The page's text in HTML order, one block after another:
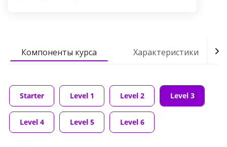
Компоненты курса Характеристики
Starter Level 1 Level 2 Level 3
Level 4 Level 5 Level 6